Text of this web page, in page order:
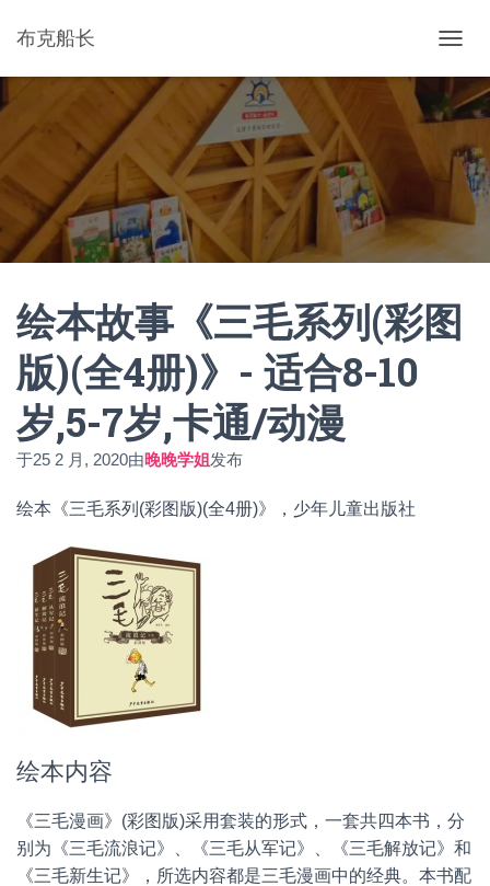
布克船长
换
航
绘本故事《三毛系列(彩图
版)(全4册)》- 适合8-10
岁,5-7岁,卡通/动漫
于25 2 月, 2020由晚晚学姐发布
绘本《三毛系列(彩图版)(全4册)》，少年儿童出版社
绘本内容
《三毛漫画》(彩图版)采用套装的形式，一套共四本书，分
别为《三毛流浪记》、《三毛从军记》、《三毛解放记》和
《三毛新生记》，所选内容都是三毛漫画中的经典。本书配